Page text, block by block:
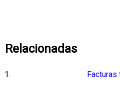
Relacionadas
Facturas